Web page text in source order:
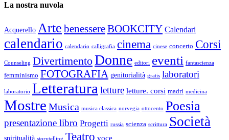
La nostra nuvola
Acquerello Arte benessereBOOKCITY Calendari
calendario calendario calligrafia cinema cinese concerto Corsi
Counseling DivertimentoDonne editori eventi fantascienza
femminismo FOTOGRAFIA genitorialità gratis laboratori
laboratorio Letteraturaletture letture. corsi madri medicina
Mostre Musica musica classica norvegia ottocento Poesia
presentazione libro Progetti russia scienza scrittura Società
spiritualità Teatro voce